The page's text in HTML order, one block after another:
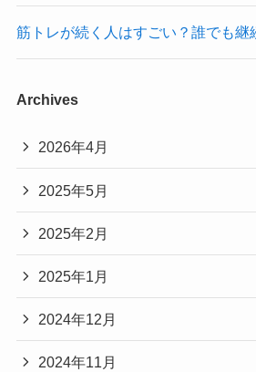
筋トレが続く人はすごい？誰でも継
Archives
2026年4月
2025年5月
2025年2月
2025年1月
2024年12月
2024年11月